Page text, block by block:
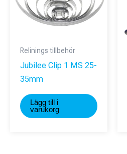
Relinings tillbehör
Jubilee Clip 1 MS 25-
35mm
Lägg till i
varukorg